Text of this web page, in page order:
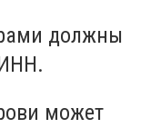
должны
может